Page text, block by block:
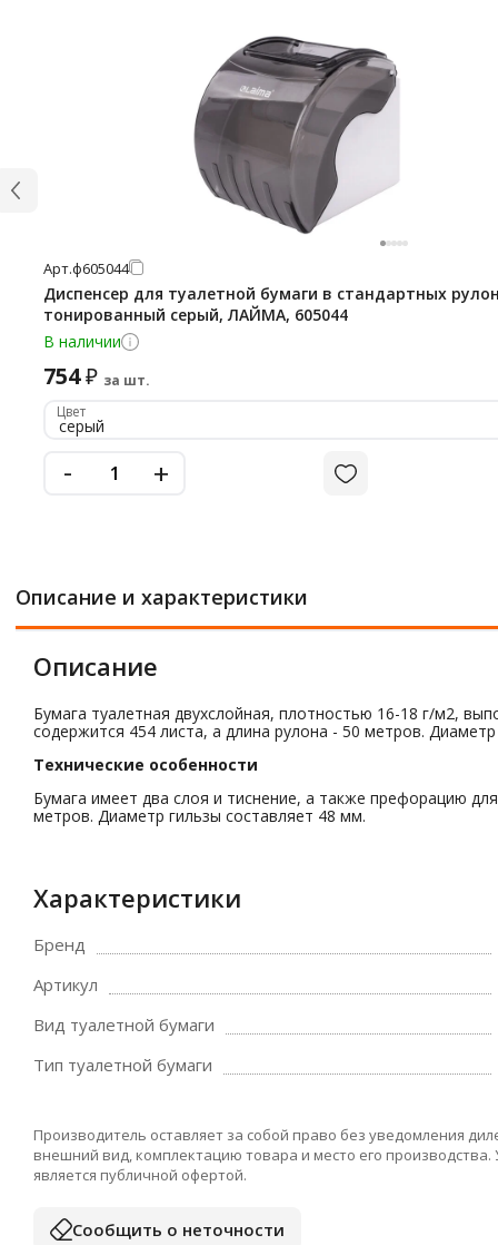
Арт.ф605044
Диспенсер для туалетной бумаги в стандартных
тонированный серый, ЛАЙМА, 605044
В наличии
754₽ за шт.
Цвет
серый
- +
Описание и характеристики
Описание
Бумага туалетная двухслойная, плотностью 16-18 г/м2,
содержится 454 листа, а длина рулона - 50 метров.
Технические особенности
Бумага имеет два слоя и тиснение, а также префорацию
метров. Диаметр гильзы составляет 48 мм.
Характеристики
Бренд
Артикул
Вид туалетной бумаги
Тип туалетной бумаги
Производитель оставляет за собой право без уведомления
внешний вид, комплектацию товара и место его
является публичной офертой.
Сообщить о неточности